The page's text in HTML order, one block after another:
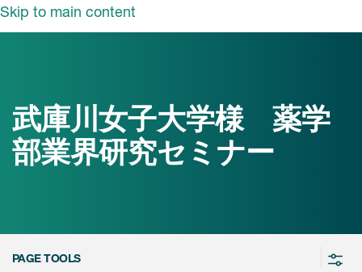
Skip to main content
ICON
ソリューション
事業・ソリューショ
ソリューション
活動
報
武庫川女子大学様 薬学
部業界研究セミナー
PAGE TOOLS